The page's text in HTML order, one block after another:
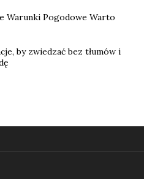
Warunki Pogodowe Warto
by zwiedzać bez tłumów i